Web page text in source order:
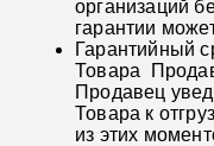
организаций
гарантии
Гарантийный
Товара
Продавец
Товара к
из этих